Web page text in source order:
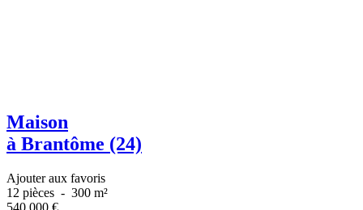
Maison
à Brantôme (24)
Ajouter aux favoris
12 pièces - 300 m²
540 000 €